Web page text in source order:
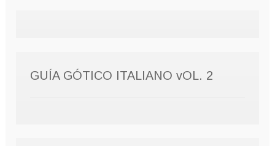
GUÍA GÓTICO ITALIANO vOL. 2